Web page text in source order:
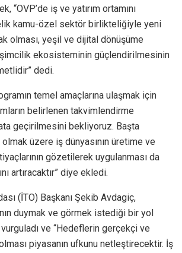
“OVP’de iş ve yatırım ortamını
kamu-özel sektör birlikteliğiyle yeni
olması, yeşil ve dijital dönüşüme
ekosisteminin güçlendirilmesinin
dedi.
temel amaçlarına ulaşmak için
belirlenen takvimlendirme
geçirilmesini bekliyoruz. Başta
üzere iş dünyasının üretime ve
gözetilerek uygulanması da
artıracaktır” diye ekledi.
(İTO) Başkanı Şekib Avdagiç,
duymak ve görmek istediği bir yol
vurguladı ve “Hedeflerin gerçekçi ve
piyasanın ufkunu netleştirecektir. İş